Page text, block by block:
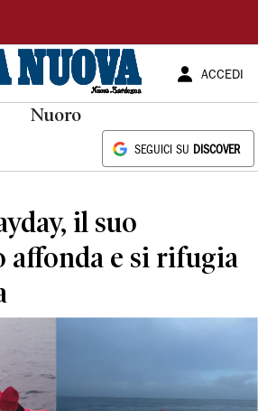
ACCEDI
Nuoro
SEGUICI SU DISCOVER
il suo
affonda e si rifugia